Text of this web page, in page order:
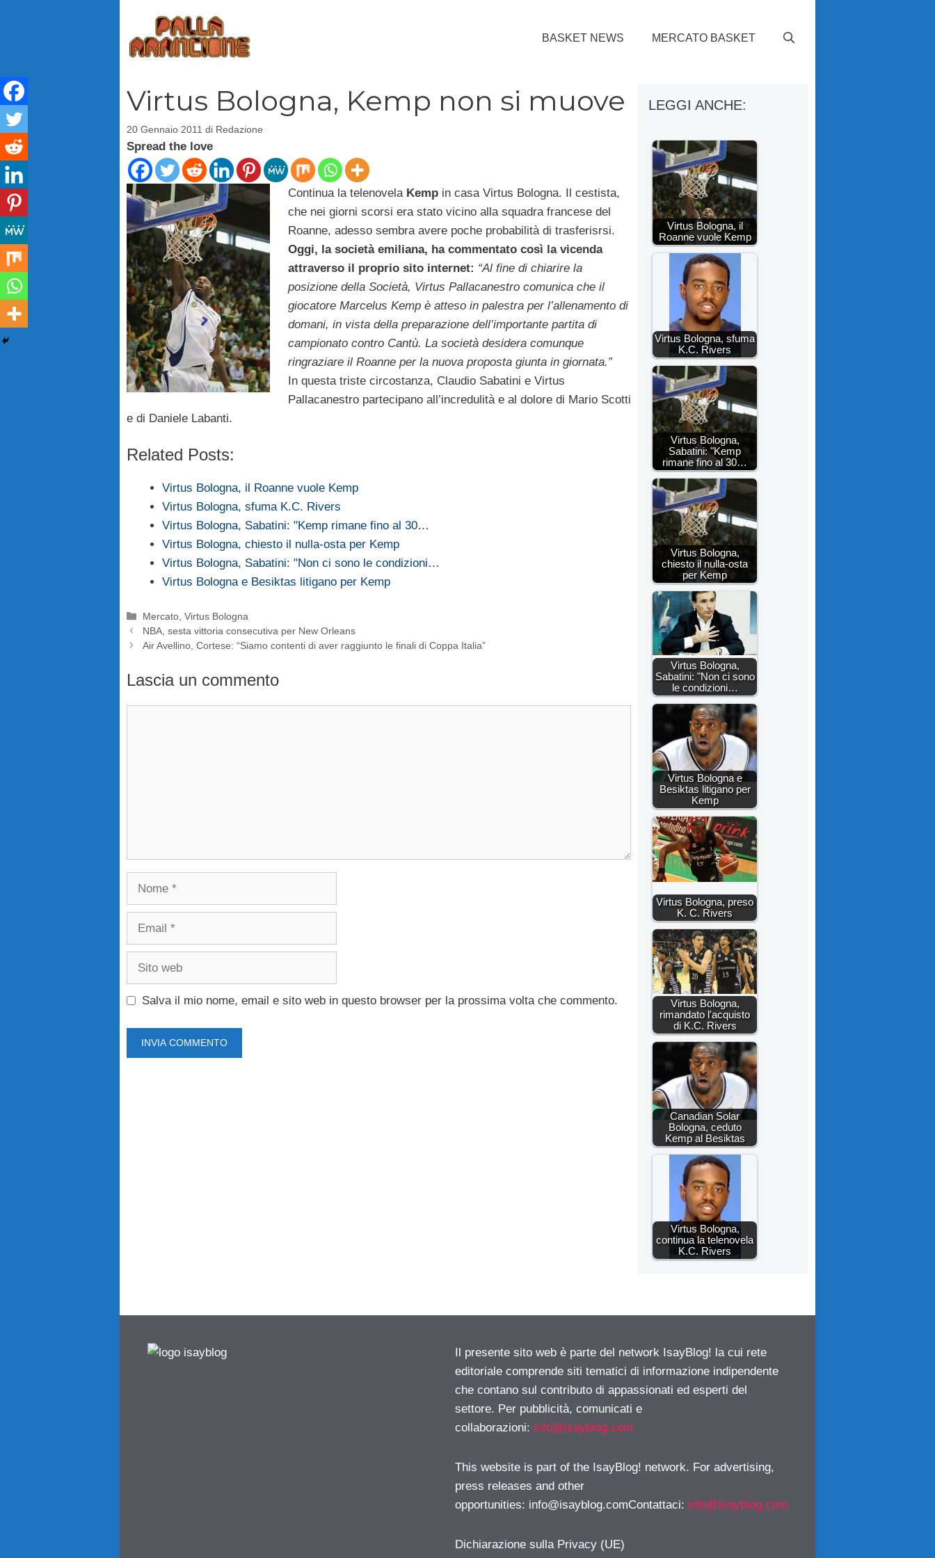
BASKET NEWS MERCATO BASKET
Virtus Bologna, Kemp non si muove
20 Gennaio 2011 di Redazione
Spread the love
Continua la telenovela Kempin casa Virtus Bologna. Il cestista,
che nei giorni scorsi era stato vicino alla squadra francese del
Roanne, adesso sembra avere poche probabilità di trasferisrsi.
Oggi, la società emiliana, ha commentato così la vicenda
attraverso il proprio sito internet: “Al fine di chiarire la
posizione della Società, Virtus Pallacanestro comunica che il
giocatore Marcelus Kemp è atteso in palestra per l’allenamento di
domani, in vista della preparazione dell’importante partita di
campionato contro Cantù. La società desidera comunque
ringraziare il Roanne per la nuova proposta giunta in giornata.”
In questa triste circostanza, Claudio Sabatini e Virtus
Pallacanestro partecipano all’incredulità e al dolore di Mario Scotti
e di Daniele Labanti.
Related Posts:
Virtus Bologna, il Roanne vuole Kemp
Virtus Bologna, sfuma K.C. Rivers
Virtus Bologna, Sabatini: "Kemp rimane fino al 30…
Virtus Bologna, chiesto il nulla-osta per Kemp
Virtus Bologna, Sabatini: "Non ci sono le condizioni…
Virtus Bologna e Besiktas litigano per Kemp
Categorie
Mercato ,Virtus Bologna
NBA, sesta vittoria consecutiva per New Orleans
Air Avellino, Cortese: “Siamo contenti di aver raggiunto le finali di Coppa Italia”
Lascia un commento
Nome
Email
Sito
Salva il mio nome, email e sito web in questo browser per la prossima volta che commento.
LEGGI ANCHE:
Virtus Bologna, il
Roanne vuole Kemp
Virtus Bologna, sfuma
K.C. Rivers
Virtus Bologna,
Sabatini: "Kemp
rimane fino al 30…
Virtus Bologna,
chiesto il nulla-osta
per Kemp
Virtus Bologna,
Sabatini: "Non ci sono
le condizioni…
Virtus Bologna e
Besiktas litigano per
Kemp
Virtus Bologna, preso
K. C. Rivers
Virtus Bologna,
rimandato l'acquisto
di K.C. Rivers
Canadian Solar
Bologna, ceduto
Kemp al Besiktas
Virtus Bologna,
continua la telenovela
K.C. Rivers
Il presente sito web è parte del network IsayBlog! la cui rete
editoriale comprende siti tematici di informazione indipendente
che contano sul contributo di appassionati ed esperti del
settore. Per pubblicità, comunicati e
collaborazioni: info@isayblog.com
This website is part of the IsayBlog! network. For advertising,
press releases and other
opportunities: info@isayblog.comContattaci: info@isayblog.com
Dichiarazione sulla Privacy (UE)